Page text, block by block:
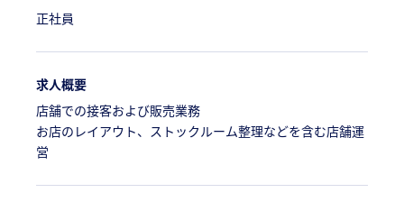
正社員
求人概要
店舗での接客および販売業務
お店のレイアウト、ストックルーム整理などを含む店舗運
営